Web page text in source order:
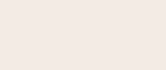
la recherche de solutions